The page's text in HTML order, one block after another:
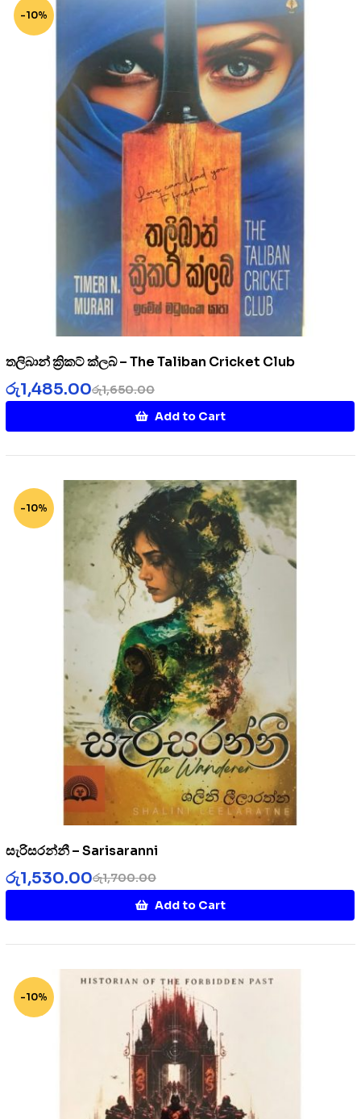
-10%
තලිබාන් ක්‍රිකට් ක්ලබ් – The Taliban Cricket Club
රු1,650.00
රු1,485.00
Add to Cart
-10%
සැරිසරන්නී – Sarisaranni
රු1,700.00
රු1,530.00
Add to Cart
-10%